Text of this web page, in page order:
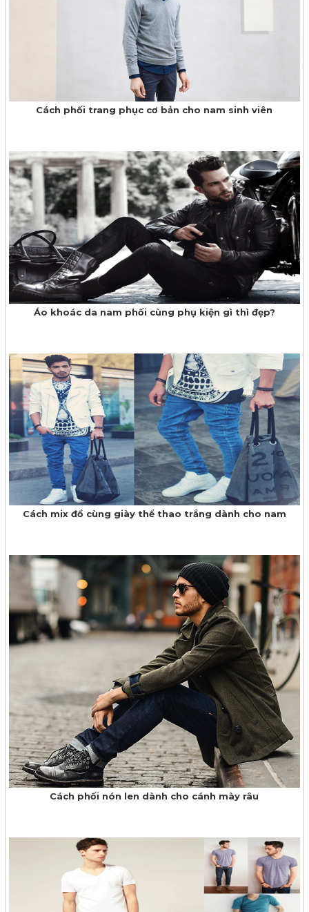
Cách phối trang phục cơ bản cho nam sinh viên
Áo khoác da nam phối cùng phụ kiện gì thì đẹp?
Cách mix đồ cùng giày thể thao trắng dành cho nam
Cách phối nón len dành cho cánh mày râu